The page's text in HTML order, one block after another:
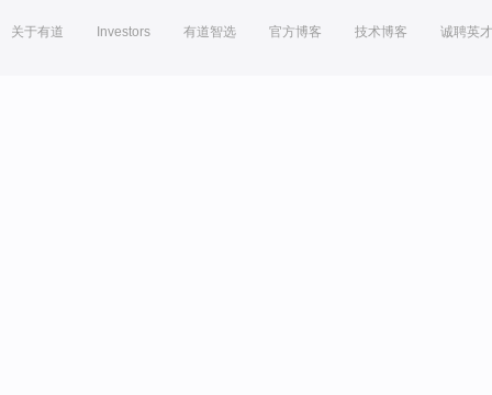
关于有道 Investors 有道智选 官方博客 技术博客 诚聘英才